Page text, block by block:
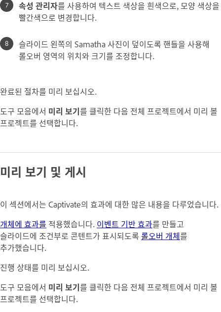
속성 관리자를 사용하여 텍스트 색상을 흰색으로, 모양 색상을
빨간색으로 변경합니다.
슬라이드 왼쪽의 Samatha 사진이 덮이도록 핸들을 사용해
롤오버 영역의 위치와 크기를 조정합니다.
완료된 절차를 미리 보십시오.
도구 모음에서 미리 보기를 클릭한 다음 전체 프로젝트에서 미리 볼
프로젝트를 선택합니다.
미리 보기 및 게시
이 섹션에서는 Captivate의 효과에 대한 많은 내용을 다루었습니다.
개체에 효과를 적용했습니다. 이벤트 기반 효과를 만들고
슬라이드에 조건부로 콘텐트가 표시되도록 롤오버 개체를
추가했습니다.
진행 상태를 미리 보십시오.
도구 모음에서 미리 보기를 클릭한 다음 전체 프로젝트에서 미리 볼
프로젝트를 선택합니다.